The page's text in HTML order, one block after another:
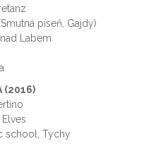
píseň, Gajdy)
Labem
(2016)
school, Tychy